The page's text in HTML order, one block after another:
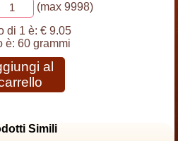
(max 9998)
di 1 è: € 9.05
è: 60 grammi
al
Simili